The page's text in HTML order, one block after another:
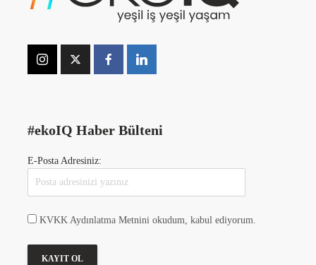
#ekoIQ Haber Bülteni
E-Posta Adresiniz:
KVKK Aydınlatma Metnini okudum, kabul ediyorum.